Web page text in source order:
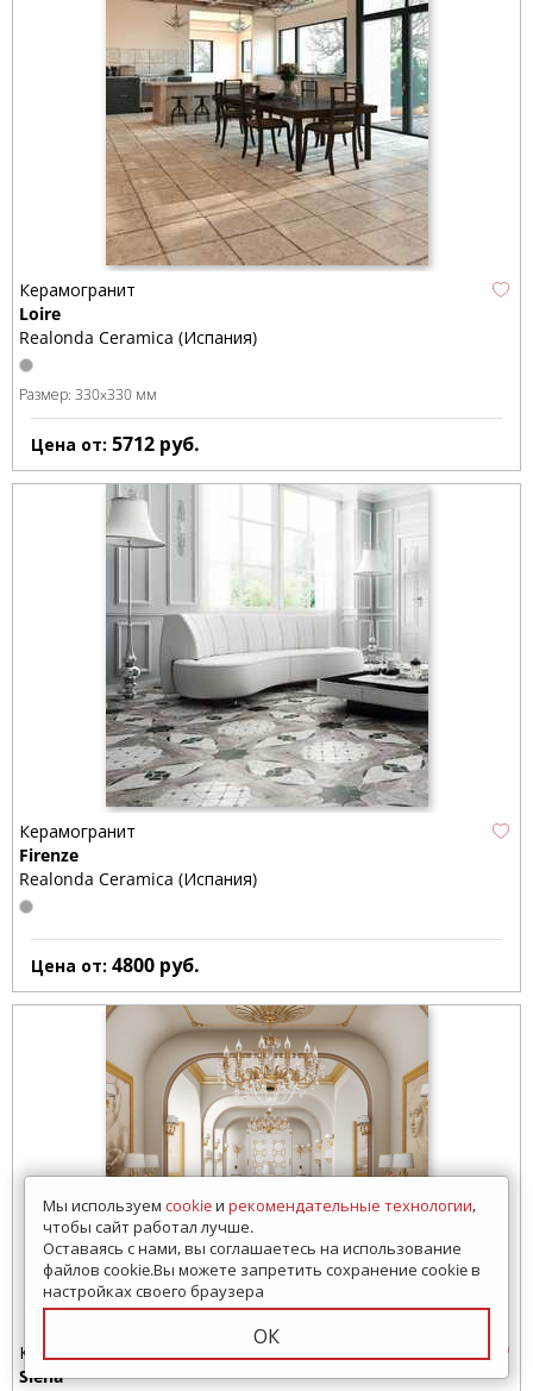
Керамогранит
Loire
Realonda Ceramica (Испания)
Размер: 330x330 мм
Цена от: 5712 руб.
Керамогранит
Firenze
Realonda Ceramica (Испания)
Цена от: 4800 руб.
Керамогранит
Siena
Мы используем cookieи рекомендательные технологии,
чтобы сайт работал лучше.
Оставаясь с нами, вы соглашаетесь на использование
файлов cookie.Вы можете запретить сохранение cookie в
настройках своего браузера
ОК